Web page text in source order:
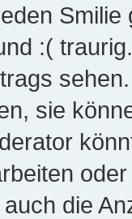
:(
sie
die